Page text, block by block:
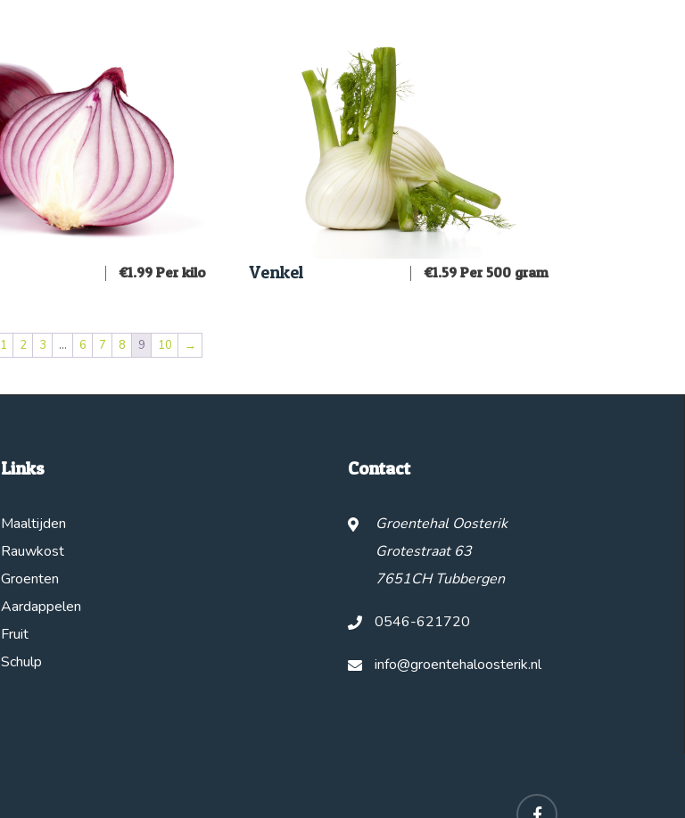
€1.99 Per kilo Venkel €1.59 Per 500 gram
1 2 3 … 6 7 8 9 10 →
Links
Maaltijden
Rauwkost
Groenten
Aardappelen
Fruit
Schulp
Contact
Groentehal Oosterik
Grotestraat 63
7651CH Tubbergen
0546-621720
info@groentehaloosterik.nl